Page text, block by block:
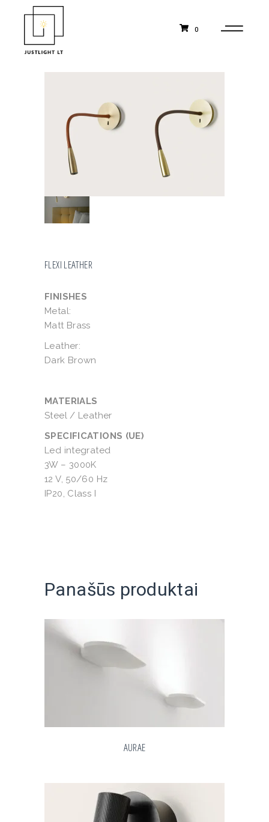
0
FLEXI LEATHER
FINISHES
Metal:
Matt Brass
Leather:
Dark Brown
MATERIALS
Steel / Leather
SPECIFICATIONS (UE)
Led integrated
3W – 3000K
12 V, 50/60 Hz
IP20, Class I
Panašūs produktai
AURAE